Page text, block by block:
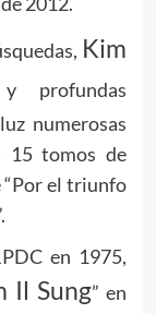
Kim
profundas
numerosas
15 tomos de
“Por el triunfo
en 1975,
Il Sung” en